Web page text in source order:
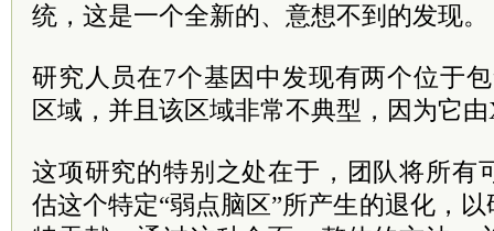
统，这是一个全新的、意想不到的发现。
研究人员在7个基因中发现有两个位于
区域，并且该区域非常不典型，因为它
这项研究的特别之处在于，团队将所有
估这个特定“弱点脑区”所产生的退化，